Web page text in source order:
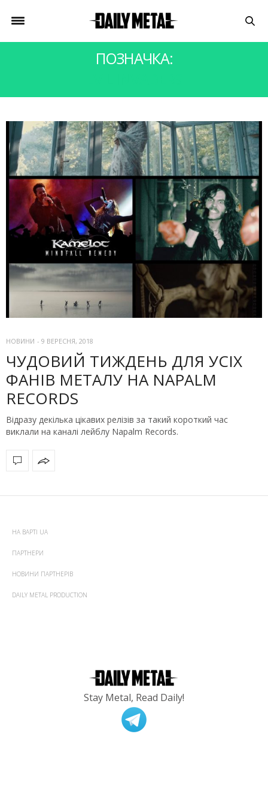
ПОЗНАЧКА:
НОВИНИ - 9 ВЕРЕСНЯ, 2018
ЧУДОВИЙ ТИЖДЕНЬ ДЛЯ УСІХ
ФАНІВ МЕТАЛУ НА NAPALM
RECORDS
Відразу декілька цікавих релізів за такий короткий час
виклали на каналі лейблу Napalm Records.
НА ВАРТІ UA
ПАРТНЕРИ
НОВИНИ ПАРТНЕРІВ
DAILY METAL PRODUCTION
Stay Metal, Read Daily!